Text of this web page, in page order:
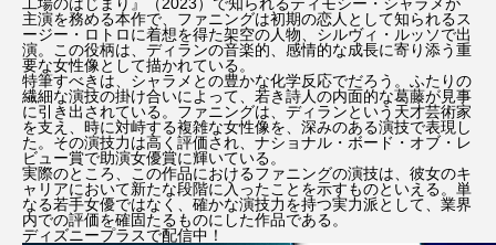
瞬間英作文 祐真キキ 竜宮の誘い
英会話 菅野恵 菊池凛子 鈴田修也
鍵 防犯グッズ 鬼滅の刃
主演を務める本作で、ファニングは初期の恋人として知られるス
ージー・ロトロに着想を得た架空の人物、シルヴィ・ルッソで出
演。この役柄は、ディランの音楽的、感情的な成長に寄り添う重
要な女性像として描かれている。
特筆すべきは、シャラメとの豊かな化学反応でだろう。ふたりの
繊細な演技の掛け合いによって、若き詩人の内面的な葛藤が見事
に引き出されている。ファニングは、ディランという天才芸術家
を支え、時に対峙する複雑な女性像を、深みのある演技で表現し
た。その演技力は高く評価され、ナショナル・ボード・オブ・レ
ビュー賞で助演女優賞に輝いている。
実際のところ、この作品におけるファニングの演技は、彼女のキ
ャリアにおいて新たな段階に入ったことを示すものといえる。単
なる若手女優ではなく、確かな演技力を持つ実力派として、業界
内での評価を確固たるものにした作品である。
ディズニープラスで配信中！